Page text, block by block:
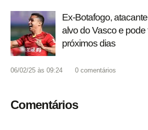
Ex-Botafogo,
alvo do Vasco e pode
próximos dias
06/02/25 às 09:24 0 comentários
Comentários